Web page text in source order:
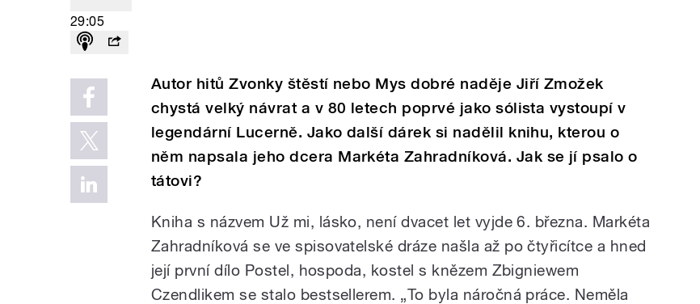
29:05
Autor hitů Zvonky štěstí nebo Mys dobré naděje Jiří Zmožek
chystá velký návrat a v 80 letech poprvé jako sólista vystoupí v
legendární Lucerně. Jako další dárek si nadělil knihu, kterou o
něm napsala jeho dcera Markéta Zahradníková. Jak se jí psalo o
tátovi?
Kniha s názvem Už mi, lásko, není dvacet let vyjde 6. března. Markéta
Zahradníková se ve spisovatelské dráze našla až po čtyřicítce a hned
její první dílo Postel, hospoda, kostel s knězem Zbigniewem
Czendlikem se stalo bestsellerem. „To byla náročná práce. Neměla